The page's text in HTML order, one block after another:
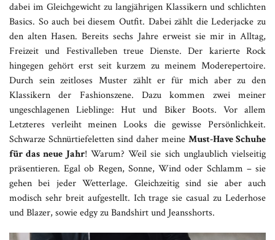
dabei im Gleichgewicht zu langjährigen Klassikern und schlichten
Basics. So auch bei diesem Outfit. Dabei zählt die Lederjacke zu
den alten Hasen. Bereits sechs Jahre erweist sie mir in Alltag,
Freizeit und Festivalleben treue Dienste. Der karierte Rock
hingegen gehört erst seit kurzem zu meinem Moderepertoire.
Durch sein zeitloses Muster zählt er für mich aber zu den
Klassikern der Fashionszene. Dazu kommen zwei meiner
ungeschlagenen Lieblinge: Hut und Biker Boots. Vor allem
Letzteres verleiht meinen Looks die gewisse Persönlichkeit.
Schwarze Schnürtiefeletten sind daher meine Must-Have Schuhe
für das neue Jahr! Warum? Weil sie sich unglaublich vielseitig
präsentieren. Egal ob Regen, Sonne, Wind oder Schlamm – sie
gehen bei jeder Wetterlage. Gleichzeitig sind sie aber auch
modisch sehr breit aufgestellt. Ich trage sie casual zu Lederhose
und Blazer, sowie edgy zu Bandshirt und Jeansshorts.